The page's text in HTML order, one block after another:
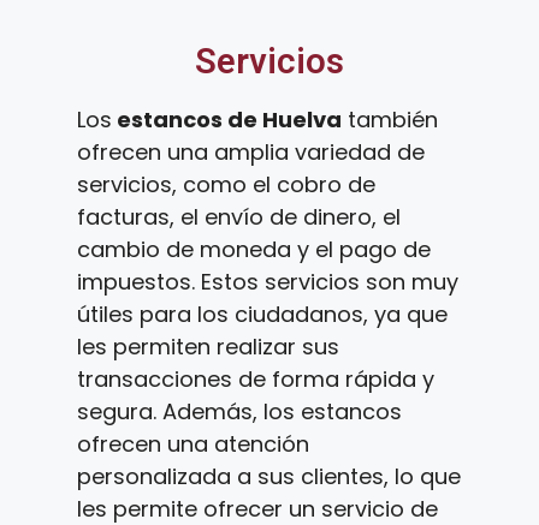
Servicios
Los estancos de Huelva también
ofrecen una amplia variedad de
servicios, como el cobro de
facturas, el envío de dinero, el
cambio de moneda y el pago de
impuestos. Estos servicios son muy
útiles para los ciudadanos, ya que
les permiten realizar sus
transacciones de forma rápida y
segura. Además, los estancos
ofrecen una atención
personalizada a sus clientes, lo que
les permite ofrecer un servicio de